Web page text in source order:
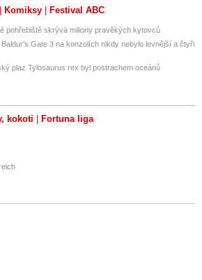
Komiksy Festival ABC
pohřebiště skrývá miliony pravěkých kytovců
Gate 3 na konzolích nikdy nebylo levnější a čtyři
plaz Tylosaurus rex byl postrachem oceánů
kokoti Fortuna liga